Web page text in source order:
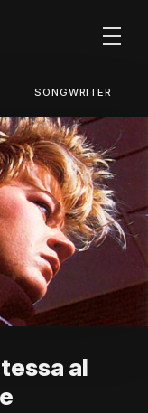
SONGWRITER
al